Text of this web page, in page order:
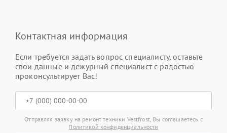
Контактная информация
Если требуется задать вопрос специалисту, оставьте
свои данные и дежурный специалист с радостью
проконсультирует Вас!
Отправляя заявку на ремонт техники Vestfrost, Вы соглашаетесь с
Политикой конфиденциальности